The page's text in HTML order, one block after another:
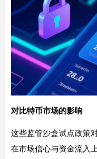
对比特币市场的影响
这些监管沙盒试点政策
在市场信心与资金流入